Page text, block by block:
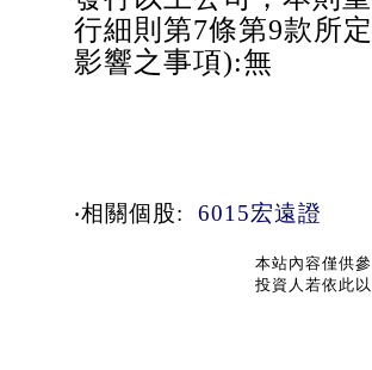
行細則第7條第9款所
影響之事項):無
‧相關個股: 6015宏遠證
本站內容僅供
投資人若依此